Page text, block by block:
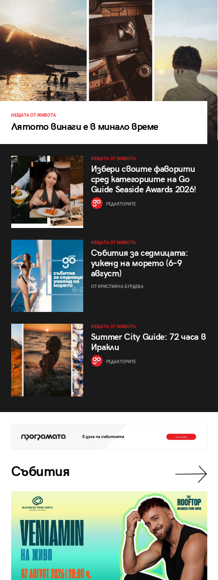
НЕЩАТА ОТ ЖИВОТА
Лятото винаги е в минало време
НЕЩАТА ОТ ЖИВОТА
Избери своите фаворити
сред категориите на Go
Guide Seaside Awards 2026!
РЕДАКТОРИТЕ
НЕЩАТА ОТ ЖИВОТА
Събития за седмицата:
уикенд на морето (6–9
август)
ОТ КРИСТИЯНА БУРДЕВА
НЕЩАТА ОТ ЖИВОТА
Summer City Guide: 72 часа в
Иракли
РЕДАКТОРИТЕ
Събития